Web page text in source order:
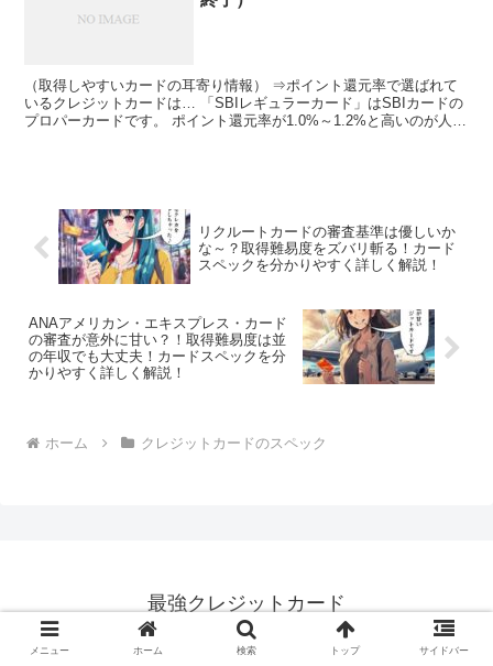
（取得しやすいカードの耳寄り情報） ⇒ポイント還元率で選ばれて
いるクレジットカードは… 「SBIレギュラーカード」はSBIカードの
プロパーカードです。 ポイント還元率が1.0%～1.2%と高いのが人気
リクルートカードの審査基準は優しいか
な～？取得難易度をズバリ斬る！カード
スペックを分かりやすく詳しく解説！
ANAアメリカン・エキスプレス・カード
の審査が意外に甘い？！取得難易度は並
の年収でも大丈夫！カードスペックを分
かりやすく詳しく解説！
ホーム クレジットカードのスペック
最強クレジットカード
© 2015 最強クレジットカード.
メニュー ホーム 検索 トップ サイドバー